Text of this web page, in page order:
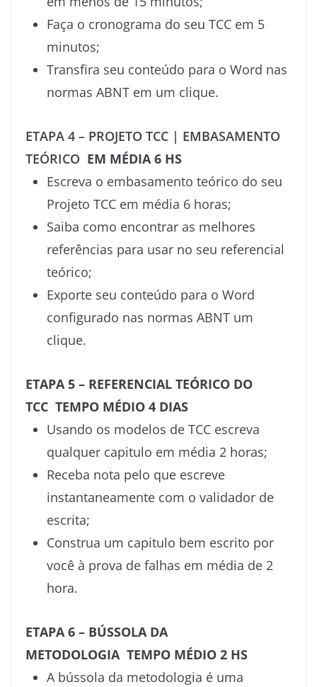
Faça o cronograma do seu TCC em 5
minutos;
Transfira seu conteúdo para o Word nas
normas ABNT em um clique.
ETAPA 4 – PROJETO TCC | EMBASAMENTO
TEÓRICO EM MÉDIA 6 HS
Escreva o embasamento teórico do seu
Projeto TCC em média 6 horas;
Saiba como encontrar as melhores
referências para usar no seu referencial
teórico;
Exporte seu conteúdo para o Word
configurado nas normas ABNT um
clique.
ETAPA 5 – REFERENCIAL TEÓRICO DO
TCC TEMPO MÉDIO 4 DIAS
Usando os modelos de TCC escreva
qualquer capitulo em média 2 horas;
Receba nota pelo que escreve
instantaneamente com o validador de
escrita;
Construa um capitulo bem escrito por
você à prova de falhas em média de 2
hora.
ETAPA 6 – BÚSSOLA DA
METODOLOGIA TEMPO MÉDIO 2 HS
A bússola da metodologia é uma